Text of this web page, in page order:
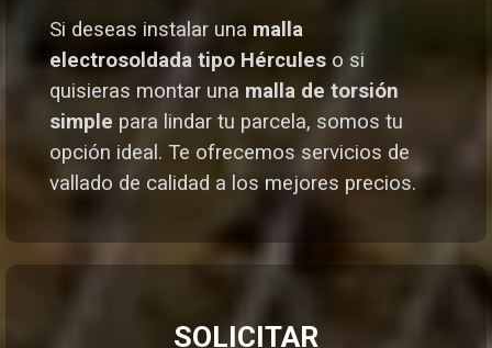
Si deseas instalar una malla
electrosoldada tipo Hércules o si
quisieras montar una malla de torsión
simple para lindar tu parcela, somos tu
opción ideal. Te ofrecemos servicios de
vallado de calidad a los mejores precios.
SOLICITAR